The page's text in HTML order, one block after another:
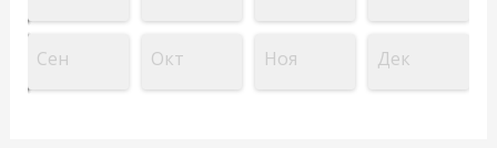
Сен Окт Ноя Дек